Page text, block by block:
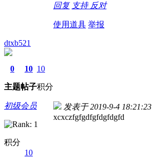
回复 支持 反对
使用道具 举报
dtxb521
0
主题
10
帖子
10
积分
初级会员
积分
10
发表于 2019-9-4 18:21:23
xcxczfgfgdfgfdgfdgfd